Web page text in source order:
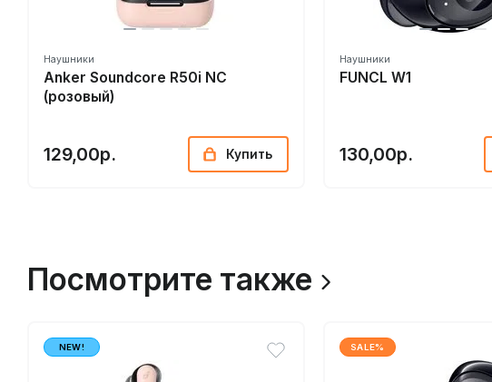
Наушники
Anker Soundcore R50i NC
(розовый)
129,00р. Купить
Наушники
FUNCL W1
130,00р.
Посмотрите также
NEW! SALE%